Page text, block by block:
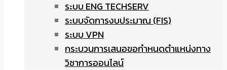
ระบบ ENG TECHSERV
ระบบจัดการงบประมาณ (FIS)
ระบบ VPN
กระบวนการเสนอขอกำหนดตำแหน่งทาง
วิชาการออนไลน์